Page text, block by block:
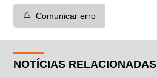
⚠️ Comunicar erro
NOTÍCIAS RELACIONADAS